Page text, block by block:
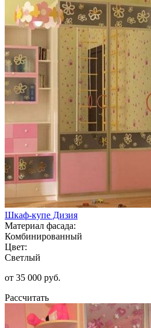
Шкаф-купе Дизия
Материал фасада:
Комбинированный
Цвет:
Светлый
от 35 000 руб.
Рассчитать